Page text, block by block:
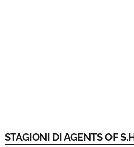
STAGIONI DI AGENTS OF